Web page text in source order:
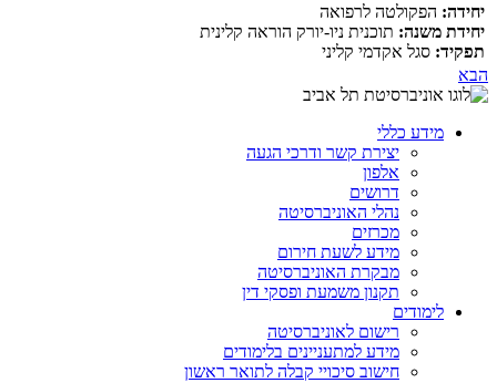
יחידה: הפקולטה לרפואה
יחידת משנה: תוכנית ניו-יורק הוראה קלינית
תפקיד: סגל אקדמי קליני
הבא
מידע כללי
יצירת קשר ודרכי הגעה
אלפון
דרושים
נהלי האוניברסיטה
מכרזים
מידע לשעת חירום
מבקרת האוניברסיטה
תקנון משמעת ופסקי דין
לימודים
רישום לאוניברסיטה
מידע למתעניינים בלימודים
חישוב סיכויי קבלה לתואר ראשון